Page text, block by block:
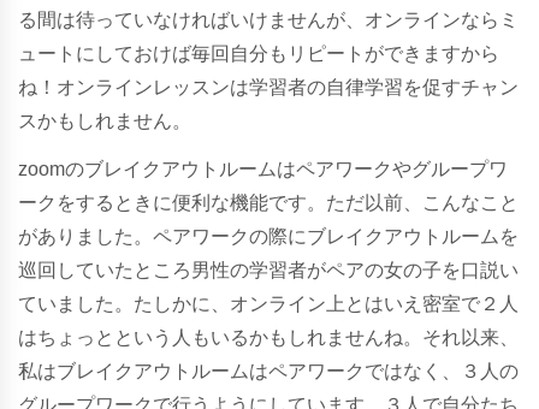
る間は待っていなければいけませんが、オンラインならミ
ュートにしておけば毎回自分もリピートができますから
ね！オンラインレッスンは学習者の自律学習を促すチャン
スかもしれません。
zoomのブレイクアウトルームはペアワークやグループワ
ークをするときに便利な機能です。ただ以前、こんなこと
がありました。ペアワークの際にブレイクアウトルームを
巡回していたところ男性の学習者がペアの女の子を口説い
ていました。たしかに、オンライン上とはいえ密室で２人
はちょっとという人もいるかもしれませんね。それ以来、
私はブレイクアウトルームはペアワークではなく、３人の
グループワークで行うようにしています。３人で自分たち